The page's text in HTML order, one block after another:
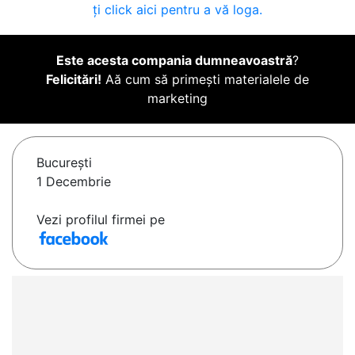
ți click aici pentru a vă loga.
Este acesta compania dumneavoastră?
Felicitări! Aă cum să primești materialele de
marketing
Bucureşti
1 Decembrie
Vezi profilul firmei pe